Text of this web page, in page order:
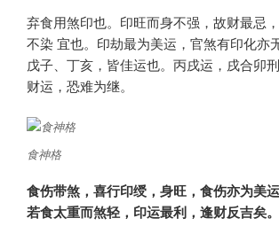
弃食用煞印也。印旺而身不强，故财最忌
不染 宜也。印劫最为美运，官煞有印化亦
戊子、丁亥，皆佳运也。丙戌运，戌合卯
财运，恐难为继。
食神格
食伤带煞，喜行印绶，身旺，食伤亦为美运
若食太重而煞轻，印运最利，逢财反吉矣。